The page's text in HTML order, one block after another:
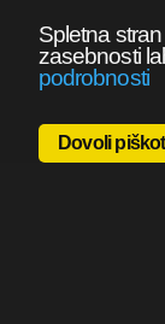
Spletna
zasebnosti
podrobnosti
Dovoli